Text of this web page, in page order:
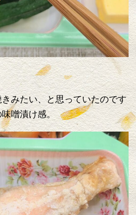
みたい、と思っていたのです
噌漬け感。